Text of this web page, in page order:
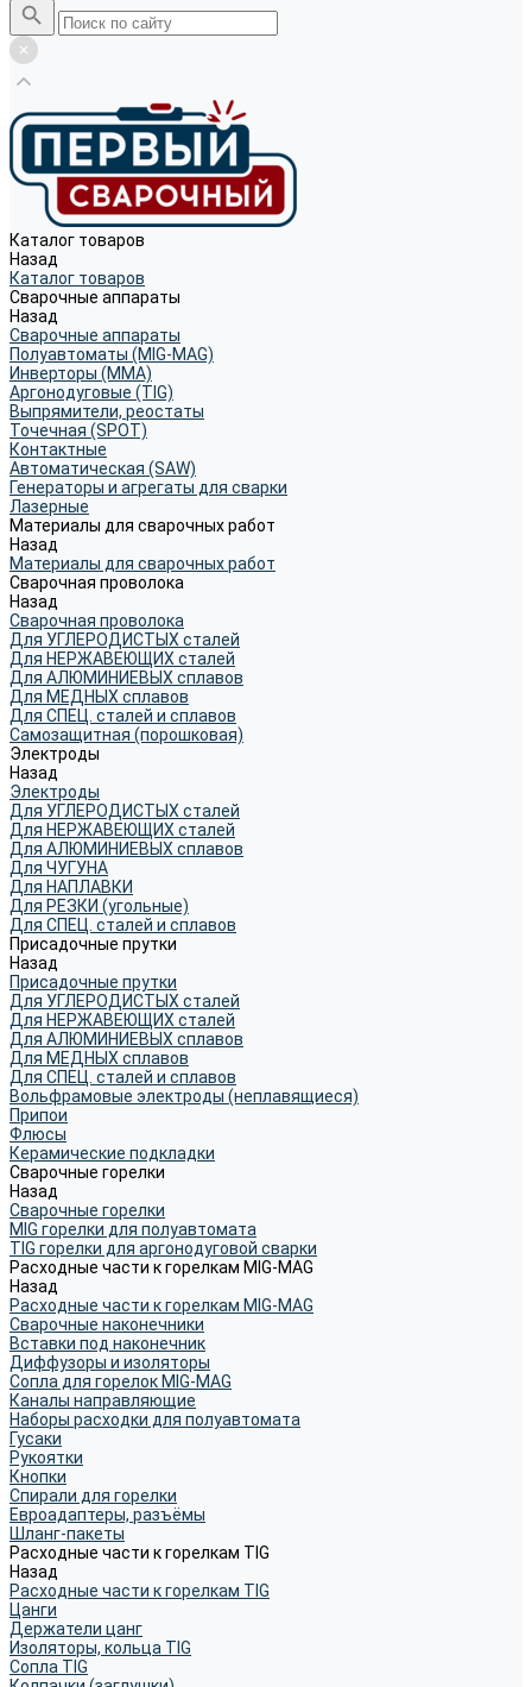
Каталог товаров
Назад
Каталог товаров
Сварочные аппараты
Назад
Сварочные аппараты
Полуавтоматы (MIG-MAG)
Инверторы (MMA)
Аргонодуговые (TIG)
Выпрямители, реостаты
Точечная (SPOT)
Контактные
Автоматическая (SAW)
Генераторы и агрегаты для сварки
Лазерные
Материалы для сварочных работ
Назад
Материалы для сварочных работ
Сварочная проволока
Назад
Сварочная проволока
Для УГЛЕРОДИСТЫХ сталей
Для НЕРЖАВЕЮЩИХ сталей
Для АЛЮМИНИЕВЫХ сплавов
Для МЕДНЫХ сплавов
Для СПЕЦ. сталей и сплавов
Самозащитная (порошковая)
Электроды
Назад
Электроды
Для УГЛЕРОДИСТЫХ сталей
Для НЕРЖАВЕЮЩИХ сталей
Для АЛЮМИНИЕВЫХ сплавов
Для ЧУГУНА
Для НАПЛАВКИ
Для РЕЗКИ (угольные)
Для СПЕЦ. сталей и сплавов
Присадочные прутки
Назад
Присадочные прутки
Для УГЛЕРОДИСТЫХ сталей
Для НЕРЖАВЕЮЩИХ сталей
Для АЛЮМИНИЕВЫХ сплавов
Для МЕДНЫХ сплавов
Для СПЕЦ. сталей и сплавов
Вольфрамовые электроды (неплавящиеся)
Припои
Флюсы
Керамические подкладки
Сварочные горелки
Назад
Сварочные горелки
MIG горелки для полуавтомата
TIG горелки для аргонодуговой сварки
Расходные части к горелкам MIG-MAG
Назад
Расходные части к горелкам MIG-MAG
Сварочные наконечники
Вставки под наконечник
Диффузоры и изоляторы
Сопла для горелок MIG-MAG
Каналы направляющие
Наборы расходки для полуавтомата
Гусаки
Рукоятки
Кнопки
Спирали для горелки
Евроадаптеры, разъёмы
Шланг-пакеты
Расходные части к горелкам TIG
Назад
Расходные части к горелкам TIG
Цанги
Держатели цанг
Изоляторы, кольца TIG
Сопла TIG